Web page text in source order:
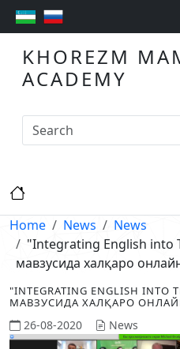
KHOREZM
ACADEMY
Home News
News
"Integrating English into
мавзусида халқаро
"INTEGRATING ENGLISH INTO
МАВЗУСИДА ХАЛҚАРО
26-08-2020 News